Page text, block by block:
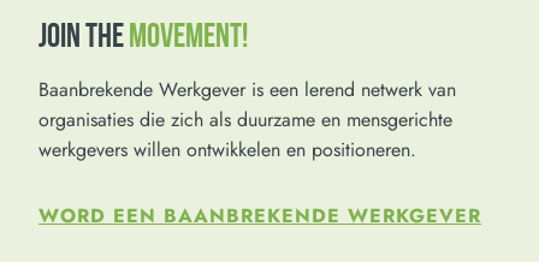
JOIN THEMOVEMENT!
Baanbrekende Werkgever is een lerend netwerk van
organisaties die zich als duurzame en mensgerichte
werkgevers willen ontwikkelen en positioneren.
WORD EEN BAANBREKENDE WERKGEVER